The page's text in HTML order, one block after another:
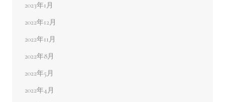
2023年1月
2022年12月
2022年11月
2022年8月
2022年5月
2022年4月